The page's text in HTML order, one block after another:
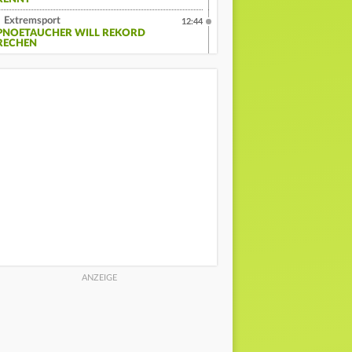
Extremsport
WILL REKORD
12:44